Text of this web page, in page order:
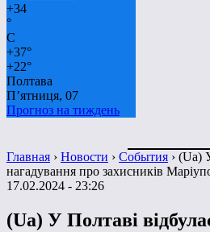
+34
°
C
+37°
+22°
Полтава
П’ятниця, 07
Прогноз на тиждень
Главная › Новости › События › (Ua)
нагадування про захисників
17.02.2024 - 23:26
(Ua) У Полтаві